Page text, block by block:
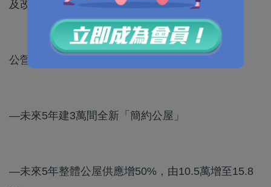
及改善本港的住屋情況。
公營房屋政策：
—未來5年建3萬間全新「簡約公屋」
—未來5年整體公屋供應增50%，由10.5萬增至15.8